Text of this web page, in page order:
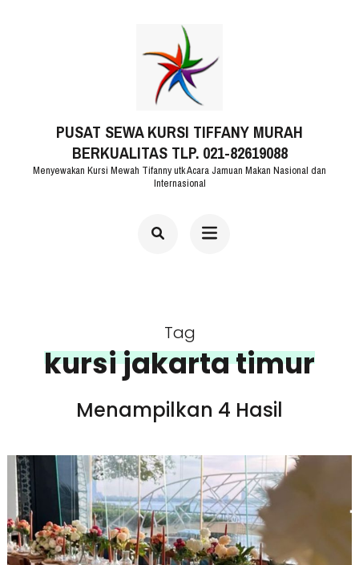
PUSAT SEWA KURSI TIFFANY MURAH
BERKUALITAS TLP. 021-82619088
Menyewakan Kursi Mewah Tifanny utk Acara Jamuan Makan Nasional dan
Internasional
Tag
kursi jakarta timur
Menampilkan 4 Hasil